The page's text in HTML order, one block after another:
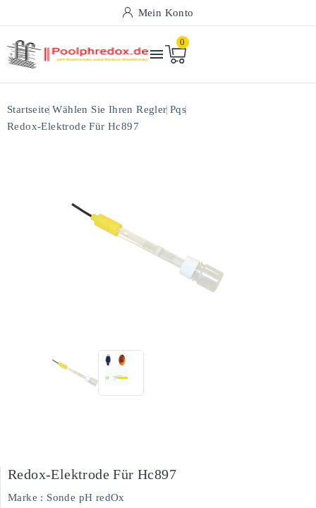
Mein Konto

0
Startseite Wählen Sie Ihren Regler Pqs
Redox-Elektrode Für Hc897
Redox-Elektrode Für Hc897
Marke : Sonde pH redOx